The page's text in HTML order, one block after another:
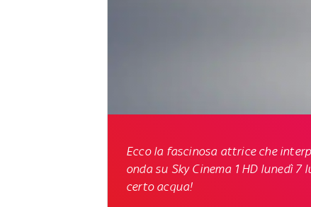
Ecco la fascinosa attrice che
onda su Sky Cinema 1 HD lunedì
certo acqua!